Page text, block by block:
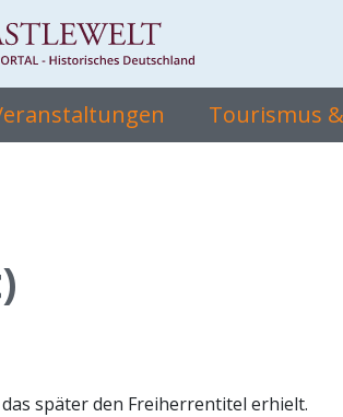
Tourismus
später den Freiherrentitel erhielt.